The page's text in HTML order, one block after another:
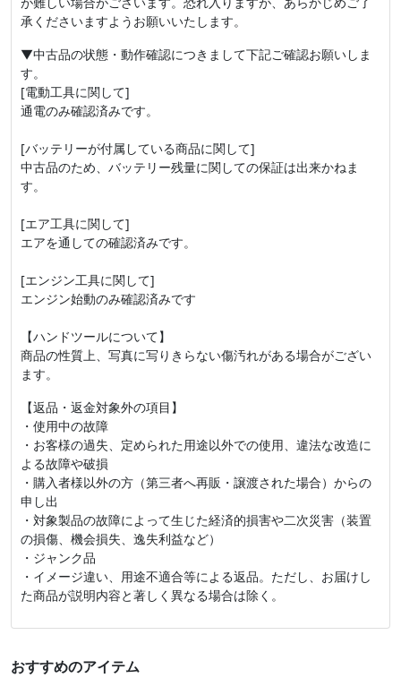
承くださいますようお願いいたします。
▼中古品の状態・動作確認につきまして下記ご確認お願いしま
す。
[電動工具に関して]
通電のみ確認済みです。
[バッテリーが付属している商品に関して]
中古品のため、バッテリー残量に関しての保証は出来かねま
す。
[エア工具に関して]
エアを通しての確認済みです。
[エンジン工具に関して]
エンジン始動のみ確認済みです
【ハンドツールについて】
商品の性質上、写真に写りきらない傷汚れがある場合がござい
ます。
【返品・返金対象外の項目】
・使用中の故障
・お客様の過失、定められた用途以外での使用、違法な改造に
よる故障や破損
・購入者様以外の方（第三者へ再販・譲渡された場合）からの
申し出
・対象製品の故障によって生じた経済的損害や二次災害（装置
の損傷、機会損失、逸失利益など）
・ジャンク品
・イメージ違い、用途不適合等による返品。ただし、お届けし
た商品が説明内容と著しく異なる場合は除く。
おすすめのアイテム